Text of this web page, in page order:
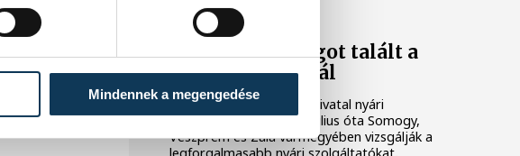
Mindennek a megengedése
Rengeteg
szabálytalanságot talált a
NAV a Balatonnál
A Nemzeti Adó- és Vámhivatal nyári
ellenőrzéssorozatában július óta Somogy,
Veszprém és Zala vármegyében vizsgálják a